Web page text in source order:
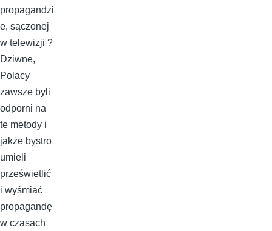
propagandzi
e, sączonej
w telewizji ?
Dziwne,
Polacy
zawsze byli
odporni na
te metody i
jakże bystro
umieli
prześwietlić
i wyśmiać
propagandę
w czasach